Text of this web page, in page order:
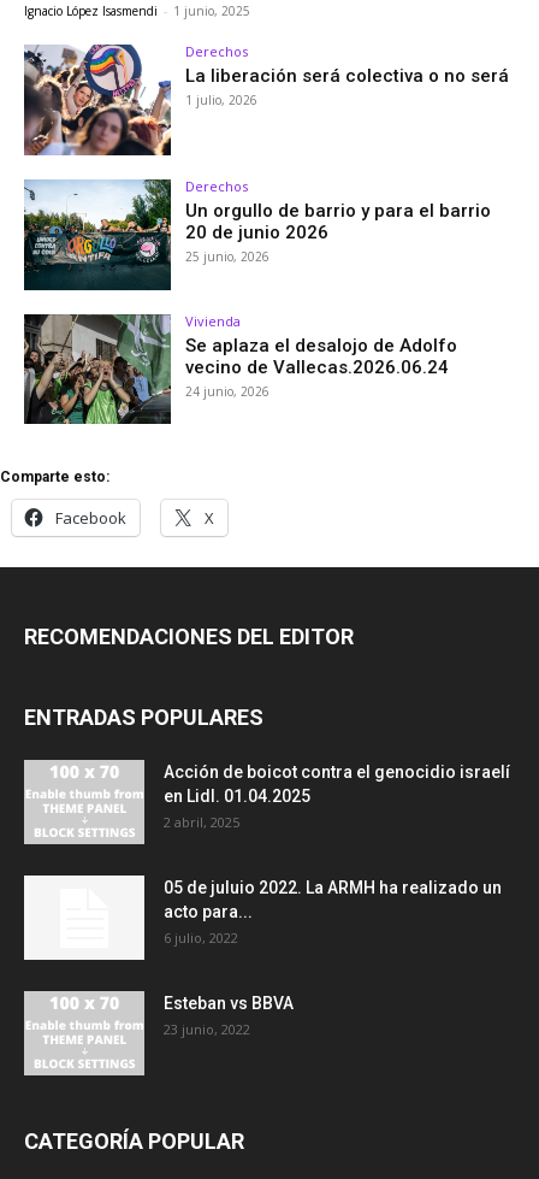
Ignacio López Isasmendi - 1 junio, 2025
Derechos
La liberación será colectiva o no será
1 julio, 2026
Derechos
Un orgullo de barrio y para el barrio
20 de junio 2026
25 junio, 2026
Vivienda
Se aplaza el desalojo de Adolfo
vecino de Vallecas.2026.06.24
24 junio, 2026
Comparte esto:
Facebook X
RECOMENDACIONES DEL EDITOR
ENTRADAS POPULARES
Acción de boicot contra el genocidio israelí
en Lidl. 01.04.2025
2 abril, 2025
05 de juluio 2022. La ARMH ha realizado un
acto para...
6 julio, 2022
Esteban vs BBVA
23 junio, 2022
CATEGORÍA POPULAR